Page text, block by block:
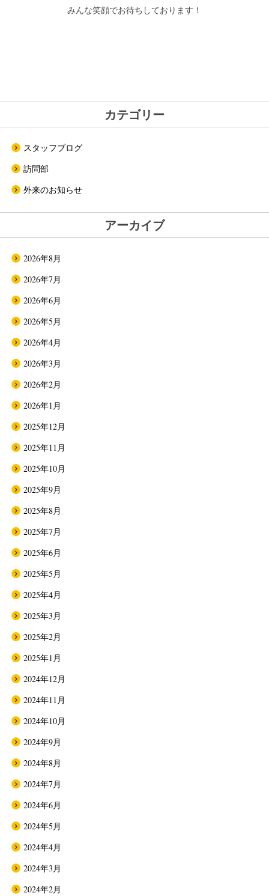
みんな笑顔でお待ちしております！
カテゴリー
スタッフブログ
訪問部
外来のお知らせ
アーカイブ
2026年8月
2026年7月
2026年6月
2026年5月
2026年4月
2026年3月
2026年2月
2026年1月
2025年12月
2025年11月
2025年10月
2025年9月
2025年8月
2025年7月
2025年6月
2025年5月
2025年4月
2025年3月
2025年2月
2025年1月
2024年12月
2024年11月
2024年10月
2024年9月
2024年8月
2024年7月
2024年6月
2024年5月
2024年4月
2024年3月
2024年2月